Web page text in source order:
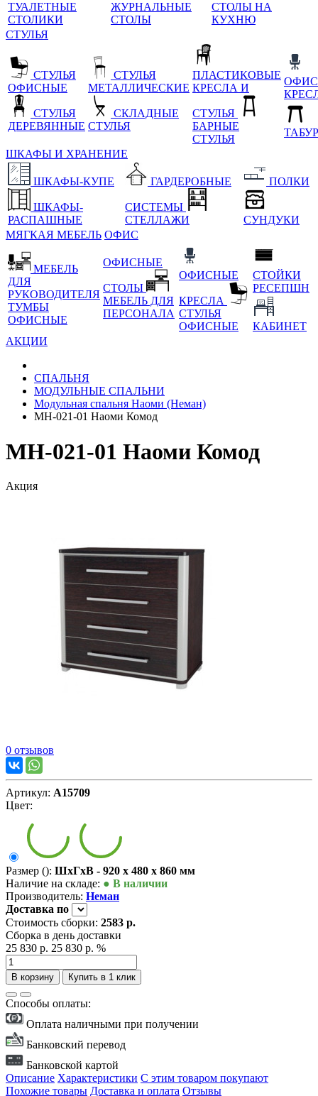
ТУАЛЕТНЫЕ
СТОЛИКИ
ЖУРНАЛЬНЫЕ
СТОЛЫ
СТОЛЫ НА
КУХНЮ
СТУЛЬЯ
СТУЛЬЯ
ОФИСНЫЕ
СТУЛЬЯ
ДЕРЕВЯННЫЕ
СТУЛЬЯ
МЕТАЛЛИЧЕСКИЕ
СКЛАДНЫЕ
СТУЛЬЯ
ПЛАСТИКОВЫЕ
КРЕСЛА И
СТУЛЬЯ
БАРНЫЕ
СТУЛЬЯ
ШКАФЫ И ХРАНЕНИЕ
ШКАФЫ-КУПЕ
ШКАФЫ-
РАСПАШНЫЕ
ГАРДЕРОБНЫЕ
СИСТЕМЫ
СТЕЛЛАЖИ
ПОЛКИ
СУНДУКИ
МЯГКАЯ МЕБЕЛЬ ОФИС
МЕБЕЛЬ
ДЛЯ
РУКОВОДИТЕЛЯ
ТУМБЫ
ОФИСНЫЕ
ОФИСНЫЕ
СТОЛЫ
МЕБЕЛЬ ДЛЯ
ПЕРСОНАЛА
ОФИСНЫЕ
КРЕСЛА
СТУЛЬЯ
ОФИСНЫЕ
СТОЙКИ
РЕСЕПШН
КАБИНЕТ
АКЦИИ
СПАЛЬНЯ
МОДУЛЬНЫЕ СПАЛЬНИ
Модульная спальня Наоми (Неман)
МН-021-01 Наоми Комод
МН-021-01 Наоми Комод
Акция
0 отзывов
Артикул: А15709
Цвет:
Размер (): ШxГxВ - 920 x 480 x 860 мм
Наличие на складе: ● В наличии
Производитель: Неман
Доставка по
Стоимость сборки: 2583 р.
Сборка в день доставки
25 830 р. 25 830 р. %
В корзину Купить в 1 клик
Способы оплаты:
Оплата наличными при получении
Банковский перевод
Банковской картой
Описание Характеристики С этим товаром покупают
Похожие товары Доставка и оплата Отзывы